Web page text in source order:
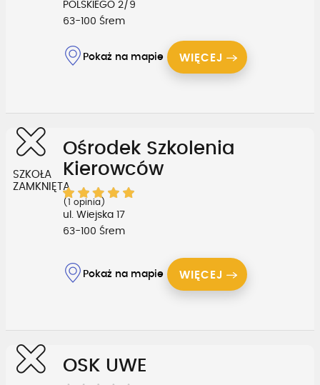
POLSKIEGO 2/9
63-100 Śrem
Pokaż na mapie WIĘCEJ
SZKOŁA
ZAMKNIĘTA
Ośrodek Szkolenia
Kierowców
(1 opinia)
ul. Wiejska 17
63-100 Śrem
Pokaż na mapie WIĘCEJ
OSK UWE